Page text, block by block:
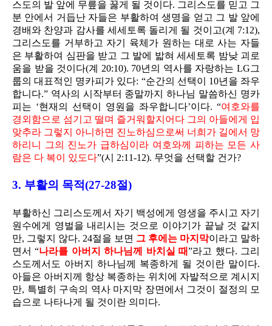
스도의 발 앞에 무릎을 꿇게 될 것이다. 그리스도를 믿고 그
분 안에서 거듭난 자들은 부활하여 생명을 얻고 그 발 앞에
경배와 찬양과 감사를 세세토록 돌리게 될 것이고(계 7:12),
그리스도를 거부하고 자기 육체가 원하는 대로 사는 자들
은 부활하여 심판을 받고 그 발에 밟혀 세세토록 밤낮 괴로
움을 받을 것이다(계 20:10). 70년의 역사를 자랑하는 LG그
룹의 대표적인 명카피가 있다: “순간의 선택이 10년을 좌우
합니다.” 역사의 시작부터 종말까지 하나님 말씀하신 명카
피는 ‘현재의 선택이 영원을 좌우합니다’이다. “여호와를
경외함으로 섬기고 떨며 즐거워할지어다 그의 아들에게 입
맞추라 그렇지 아니하면 진노하심으로써 너희가 길에서 망
하리니 그의 진노가 급하심이라 여호와께 피하는 모든 사
람은 다 복이 있도다”(시 2:11-12). 무엇을 선택할 건가?
3. 부활의 목적(27-28절)
부활하신 그리스도께서 자기 백성에게 영생을 주시고 자기
원수에게 영벌을 내리시는 것으로 이야기가 끝날 것 같지
만, 그렇지 않다. 24절을 보면 그 후에는 마지막이라고 말하
면서 “나라를 아버지 하나님께 바치실 때”라고 했다. 그리
스도께서도 아버지 하나님께 복종하게 될 것이란 말이다.
아들은 아버지께 항상 복종하는 위치에 자발적으로 계시지
만, 특별히 구속의 역사 마지막 장면에서 그것이 절정의 모
습으로 나타나게 될 것이란 의미다.